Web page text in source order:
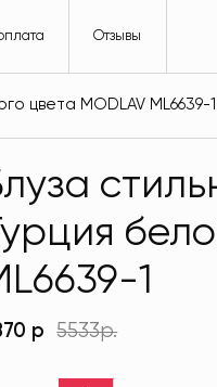
Отзывы
цвета MODLAV ML6639-1
1
р 5533р.